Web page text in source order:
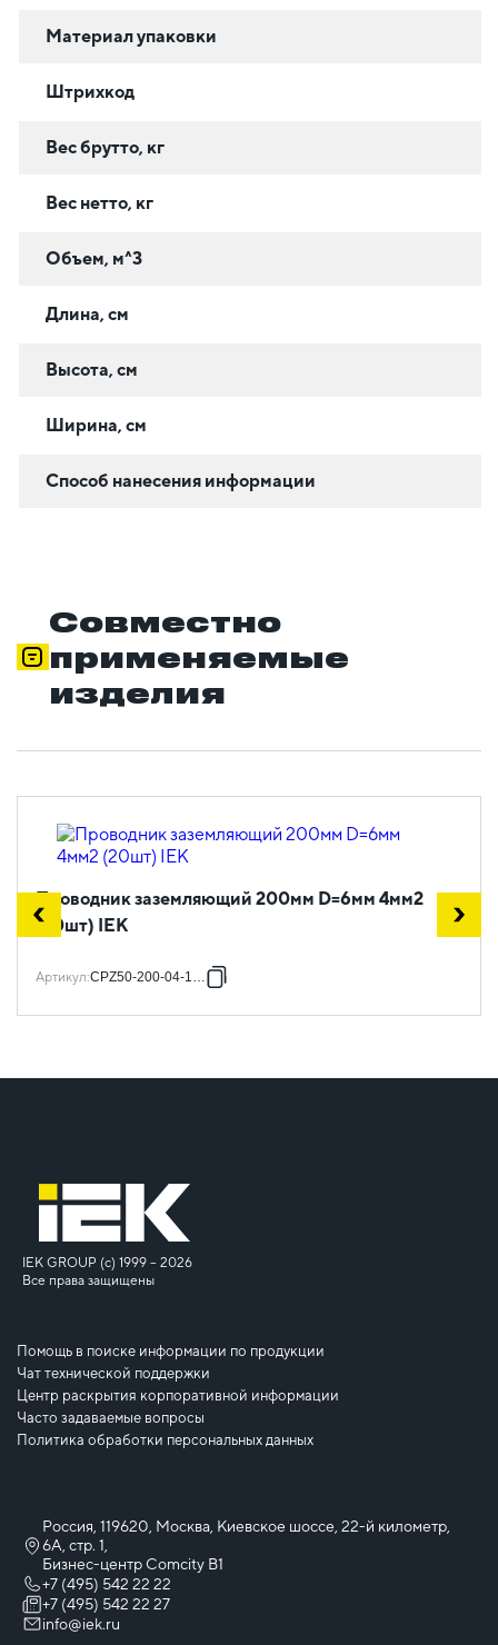
Материал упаковки
Штрихкод
Вес брутто, кг
Вес нетто, кг
Объем, м^3
Длина, см
Высота, см
Ширина, см
Способ нанесения информации
Совместно
применяемые
изделия
Проводник заземляющий 200мм D=6мм 4мм2
(20шт) IEK
Артикул:CPZ50-200-04-1-06
IEK GROUP (c) 1999 – 2026
Все права защищены
Помощь в поиске информации по продукции
Чат технической поддержки
Центр раскрытия корпоративной информации
Часто задаваемые вопросы
Политика обработки персональных данных
Россия, 119620, Москва, Киевское шоссе, 22-й километр,
6А, стр. 1,
Бизнес-центр Comcity B1
+7 (495) 542 22 22
+7 (495) 542 22 27
info@iek.ru